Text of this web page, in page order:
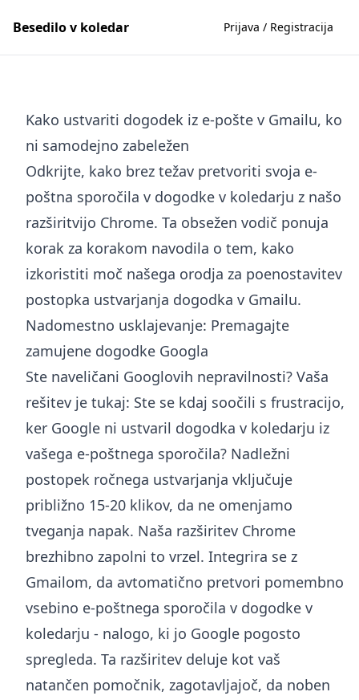
Besedilo v koledar Prijava / Registracija
Kako ustvariti dogodek iz e-pošte v Gmailu, ko
ni samodejno zabeležen
Odkrijte, kako brez težav pretvoriti svoja e-
poštna sporočila v dogodke v koledarju z našo
razširitvijo Chrome. Ta obsežen vodič ponuja
korak za korakom navodila o tem, kako
izkoristiti moč našega orodja za poenostavitev
postopka ustvarjanja dogodka v Gmailu.
Nadomestno usklajevanje: Premagajte
zamujene dogodke Googla
Ste naveličani Googlovih nepravilnosti? Vaša
rešitev je tukaj: Ste se kdaj soočili s frustracijo,
ker Google ni ustvaril dogodka v koledarju iz
vašega e-poštnega sporočila? Nadležni
postopek ročnega ustvarjanja vključuje
približno 15-20 klikov, da ne omenjamo
tveganja napak. Naša razširitev Chrome
brezhibno zapolni to vrzel. Integrira se z
Gmailom, da avtomatično pretvori pomembno
vsebino e-poštnega sporočila v dogodke v
koledarju - nalogo, ki jo Google pogosto
spregleda. Ta razširitev deluje kot vaš
natančen pomočnik, zagotavljajoč, da noben